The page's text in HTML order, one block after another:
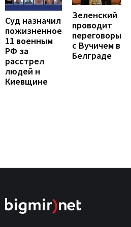
Суд назначил
пожизненное
11 военным
РФ за
расстрел
людей н
Киевщине
Зеленский
проводит
переговоры
с Вучичем в
Белграде